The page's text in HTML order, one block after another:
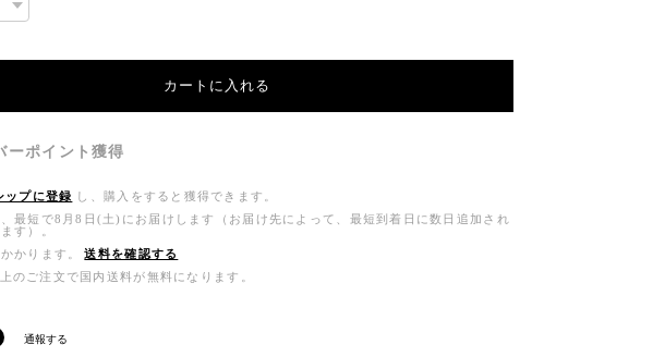
カートに入れる
ーポイント獲得
ップに登録
し、購入をすると獲得できます。
最短で8月8日(土)にお届けします（お届け先によって、最短到着日に数日追加され
す）。
かります。
送料を確認する
のご注文で国内送料が無料になります。
通報する